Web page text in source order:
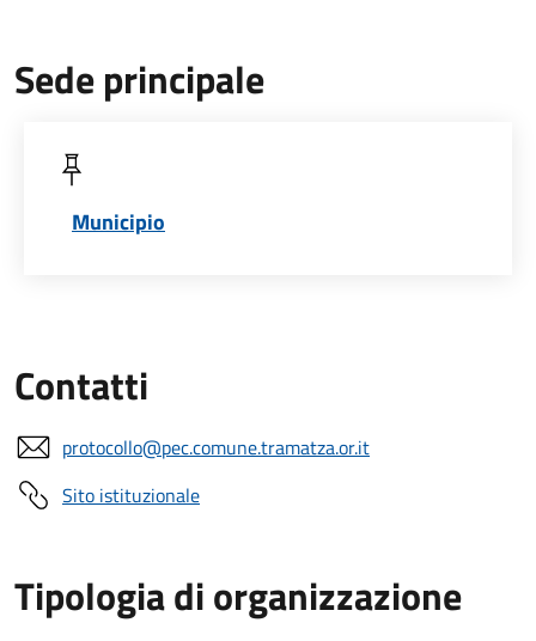
Sede principale
Municipio
Contatti
protocollo@pec.comune.tramatza.or.it
Sito istituzionale
Tipologia di organizzazione